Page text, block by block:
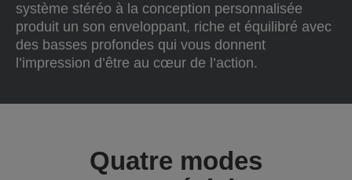
système stéréo à la conception personnalisée
produit un son enveloppant, riche et équilibré avec
des basses profondes qui vous donnent
l’impression d’être au cœur de l’action.
Quatre modes